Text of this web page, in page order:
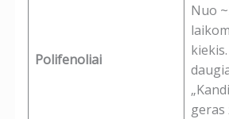
Polifenoliai
Nuo
geras